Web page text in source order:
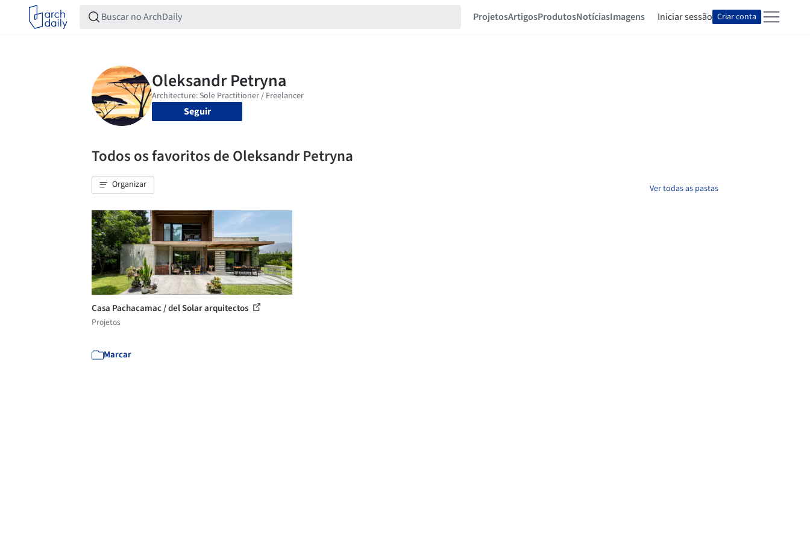
ProjetosArtigosProdutosNotíciasImagens Iniciar sessão Criar conta
Seguir
Todos os favoritos de Oleksandr Petryna
Organizar Ver todas as pastas
Casa Pachacamac / del Solar arquitectos
Projetos
Marcar